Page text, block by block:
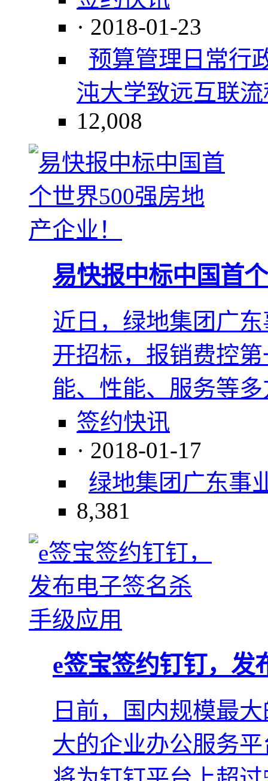
· 2018-01-23
预算管理 日常行
沌大学致远互联
12,008
易快报中标中国首
近日，绿地集团广
开招标，报销费控
能、性能、服务等
签约快讯
· 2018-01-17
绿地集团广东事
8,381
e签宝签约钉钉，发
日前，国内规模最
大的企业办公服务